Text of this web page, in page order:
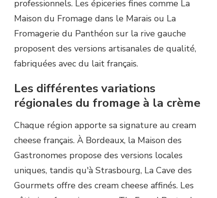
professionnels. Les épiceries fines comme La
Maison du Fromage dans le Marais ou La
Fromagerie du Panthéon sur la rive gauche
proposent des versions artisanales de qualité,
fabriquées avec du lait français.
Les différentes variations
régionales du fromage à la crème
Chaque région apporte sa signature au cream
cheese français. À Bordeaux, la Maison des
Gastronomes propose des versions locales
uniques, tandis qu'à Strasbourg, La Cave des
Gourmets offre des cream cheese affinés. Les